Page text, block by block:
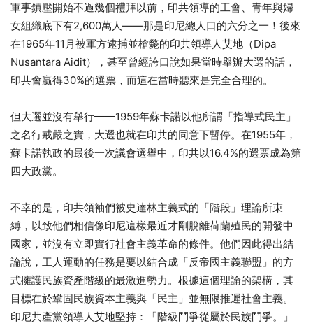
軍事鎮壓開始不過幾個禮拜以前，印共領導的工會、青年與婦
女組織底下有2,600萬人——那是印尼總人口的六分之一！後來
在1965年11月被軍方逮捕並槍斃的印共領導人艾地（Dipa
Nusantara Aidit），甚至曾經誇口說如果當時舉辦大選的話，
印共會贏得30%的選票，而這在當時聽來是完全合理的。
但大選並沒有舉行——1959年蘇卡諾以他所謂「指導式民主」
之名行戒嚴之實，大選也就在印共的同意下暫停。在1955年，
蘇卡諾執政的最後一次議會選舉中，印共以16.4%的選票成為第
四大政黨。
不幸的是，印共領袖們被史達林主義式的「階段」理論所束
縛，以致他們相信像印尼這樣最近才剛脫離荷蘭殖民的開發中
國家，並沒有立即實行社會主義革命的條件。他們因此得出結
論說，工人運動的任務是要以結合成「反帝國主義聯盟」的方
式擁護民族資產階級的最激進勢力。根據這個理論的架構，其
目標在於鞏固民族資本主義與「民主」並無限推遲社會主義。
印尼共產黨領導人艾地堅持：「階級鬥爭從屬於民族鬥爭。」